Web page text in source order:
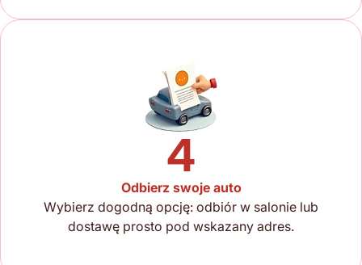
4
Odbierz swoje auto
Wybierz dogodną opcję: odbiór w salonie lub
dostawę prosto pod wskazany adres.